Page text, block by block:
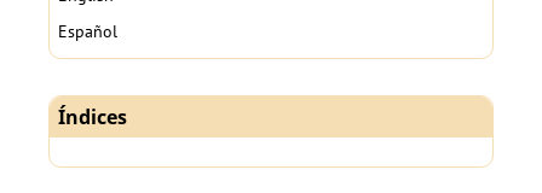
Español
Índices